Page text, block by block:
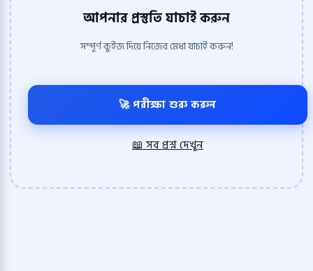
আপনার প্রস্তুতি যাচাই করুন
সম্পূর্ণ কুইজ দিয়ে নিজের মেধা যাচাই করুন!
🚀 পরীক্ষা শুরু করুন
📖 সব প্রশ্ন দেখুন